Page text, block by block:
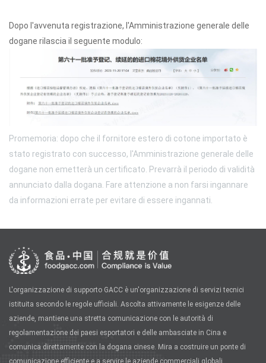
Dopo l'avvenuta registrazione, l'Amministrazione generale delle
dogane rilascia il seguente modulo:
Promemoria: dopo che il fornitore estero di cotone importato è
stato registrato con successo, l'Amministrazione generale delle
dogane non emetterà un certificato. Prevarrà il periodo di validità
annunciato dalla dogana. Fare attenzione a non farsi ingannare
da informazioni errate per evitare di essere ingannati.
L'organizzazione di supporto GACC è un'organizzazione di servizi tecnici
istituita secondo le regole ufficiali. Ascolta attivamente le esigenze delle
aziende, mantiene una stretta comunicazione con le autorità di
regolamentazione dei paesi esportatori e delle ambasciate in Cina e
comunica direttamente con la dogana cinese. Mira a costruire un ponte di
comunicazione efficiente e a servire le aziende commerciali globali.